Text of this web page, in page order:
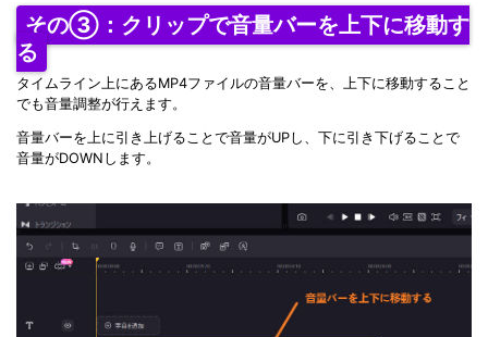
その③：クリップで音量バーを上下に移動す
る
タイムライン上にあるMP4ファイルの音量バーを、上下に移動すること
でも音量調整が行えます。
音量バーを上に引き上げることで音量がUPし、下に引き下げることで
音量がDOWNします。